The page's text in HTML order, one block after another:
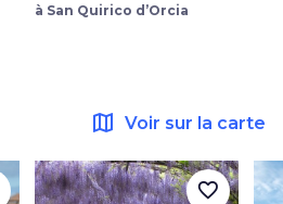
à San Quirico d’Orcia
map Voir sur la carte
favorite_border